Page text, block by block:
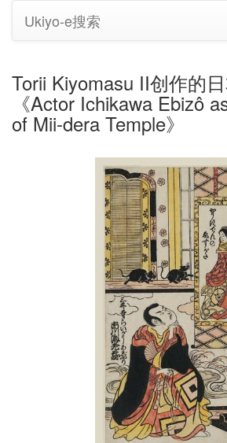
Ukiyo-e搜索
Torii Kiyomasu II创作的
《Actor Ichikawa Ebizô
of Mii-dera Temple》